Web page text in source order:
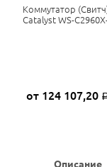
Коммутатор
Catalyst WS-
от 124 107,20
Описание